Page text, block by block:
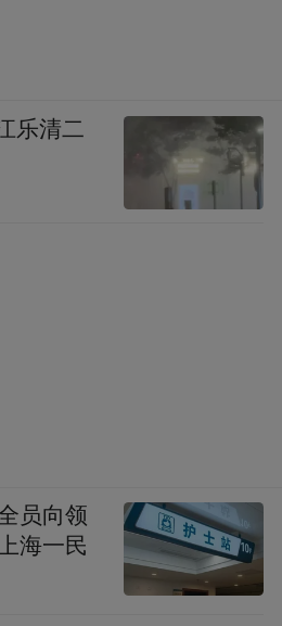
乐清二
员向领
海一民